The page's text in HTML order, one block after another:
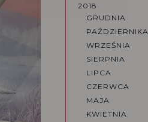
2018
GRUDNIA
PAŹDZIERNIKA
WRZEŚNIA
SIERPNIA
LIPCA
CZERWCA
MAJA
KWIETNIA